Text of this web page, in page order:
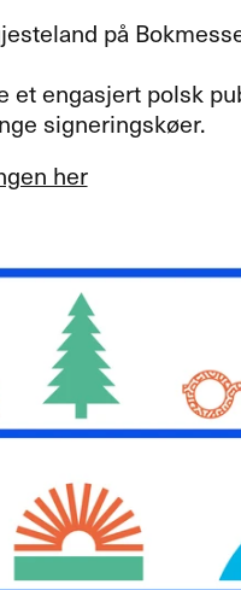
på
et engasjert polsk
signeringskøer.
her